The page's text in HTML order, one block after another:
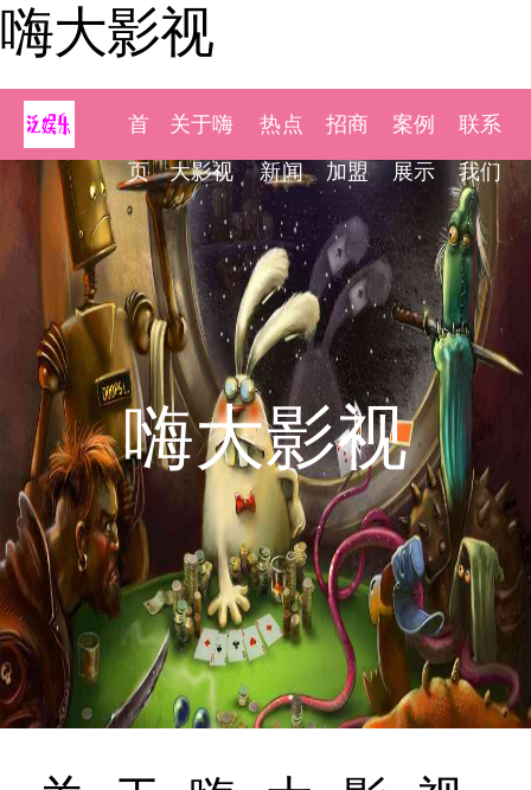
嗨大影视
首
页
关于嗨
大影视
热点
新闻
招商
加盟
案例
展示
联系
我们
嗨大影视